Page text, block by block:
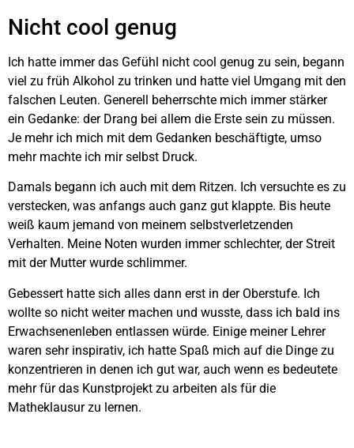
Nicht cool genug
Ich hatte immer das Gefühl nicht cool genug zu sein, begann
viel zu früh Alkohol zu trinken und hatte viel Umgang mit den
falschen Leuten. Generell beherrschte mich immer stärker
ein Gedanke: der Drang bei allem die Erste sein zu müssen.
Je mehr ich mich mit dem Gedanken beschäftigte, umso
mehr machte ich mir selbst Druck.
Damals begann ich auch mit dem Ritzen. Ich versuchte es zu
verstecken, was anfangs auch ganz gut klappte. Bis heute
weiß kaum jemand von meinem selbstverletzenden
Verhalten. Meine Noten wurden immer schlechter, der Streit
mit der Mutter wurde schlimmer.
Gebessert hatte sich alles dann erst in der Oberstufe. Ich
wollte so nicht weiter machen und wusste, dass ich bald ins
Erwachsenenleben entlassen würde. Einige meiner Lehrer
waren sehr inspirativ, ich hatte Spaß mich auf die Dinge zu
konzentrieren in denen ich gut war, auch wenn es bedeutete
mehr für das Kunstprojekt zu arbeiten als für die
Matheklausur zu lernen.